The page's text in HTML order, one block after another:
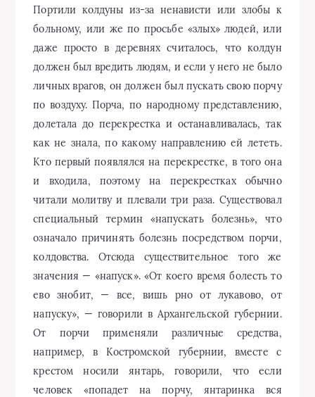
Портили колдуны из-за ненависти или злобы к
больному, или же по просьбе «злых» людей, или
даже просто в деревнях считалось, что колдун
должен был вредить людям, и если у него не было
личных врагов, он должен был пускать свою порчу
по воздуху. Порча, по народному представлению,
долетала до перекрестка и останавливалась, так
как не знала, по какому направлению ей лететь.
Кто первый появлялся на перекрестке, в того она
и входила, поэтому на перекрестках обычно
читали молитву и плевали три раза. Существовал
специальный термин «напускать болезнь», что
означало причинять болезнь посредством порчи,
колдовства. Отсюда существительное того же
значения — «напуск». «От коего время болесть то
ево знобит, — все, вишь рно от лукавово, от
напуску», — говорили в Архангельской губернии.
От порчи применяли различные средства,
например, в Костромской губернии, вместе с
крестом носили янтарь, говорили, что если
человек «попадет на порчу, янтаринка вся